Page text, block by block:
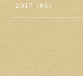
2017 (86)